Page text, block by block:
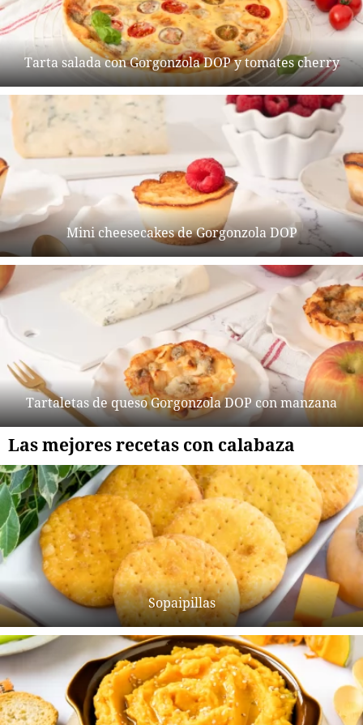
Tarta salada con Gorgonzola DOP y tomates cherry
Mini cheesecakes de Gorgonzola DOP
Tartaletas de queso Gorgonzola DOP con manzana
Las mejores recetas con calabaza
Sopaipillas